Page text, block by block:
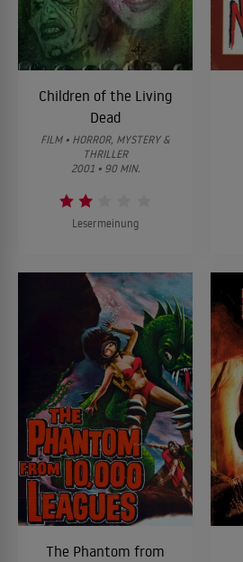
Children of the Living
Dead
FILM • HORROR, MYSTERY &
THRILLER
2001 • 90 MIN.
Lesermeinung
The Phantom from